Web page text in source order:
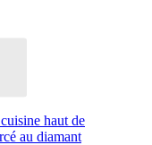
haut de
au diamant